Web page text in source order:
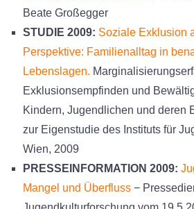
Beate Großegger
STUDIE 2009: Soziale Exklusion
Perspektive: Familienalltag in
Lebenslagen.
Exklusionsempfinden und
Kindern, Jugendlichen und deren
zur Eigenstudie des Instituts für
Wien, 2009
PRESSEINFORMATION 2009:
Mangel und Überfluss−